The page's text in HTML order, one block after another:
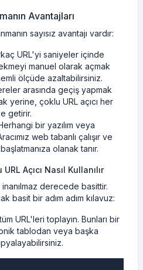
Avantajları
sayısız avantajı vardır:
URL'yi saniyeler içinde
manuel olarak açmak
ölçüde azaltabilirsiniz.
arasında geçiş yapmak
yerine, çoklu URL açıcı her
getirir.
bir yazılım veya
web tabanlı çalışır ve
olanak tanır.
Açıcı Nasıl Kullanılır
inanılmaz derecede basittir.
basit bir adım adım kılavuz:
URL'leri toplayın. Bunları bir
tablodan veya başka